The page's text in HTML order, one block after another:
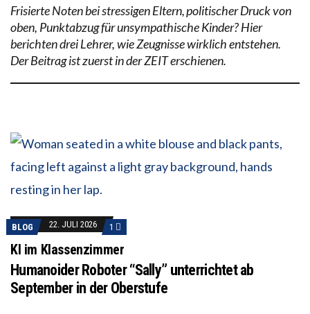
Frisierte Noten bei stressigen Eltern, politischer Druck von
oben, Punktabzug für unsympathische Kinder? Hier
berichten drei Lehrer, wie Zeugnisse wirklich entstehen.
Der Beitrag ist zuerst in der ZEIT erschienen.
BLOG 22. JULI 2026 1
KI im Klassenzimmer
Humanoider Roboter “Sally” unterrichtet ab
September in der Oberstufe